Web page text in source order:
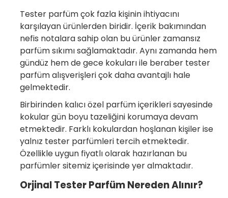
Tester parfüm çok fazla kişinin ihtiyacını
karşılayan ürünlerden biridir. İçerik bakımından
nefis notalara sahip olan bu ürünler zamansız
parfüm sıkımı sağlamaktadır. Aynı zamanda hem
gündüz hem de gece kokuları ile beraber tester
parfüm alışverişleri çok daha avantajlı hale
gelmektedir.
Birbirinden kalıcı özel parfüm içerikleri sayesinde
kokular gün boyu tazeliğini korumaya devam
etmektedir. Farklı kokulardan hoşlanan kişiler ise
yalnız tester parfümleri tercih etmektedir.
Özellikle uygun fiyatlı olarak hazırlanan bu
parfümler sitemiz içerisinde yer almaktadır.
Orjinal Tester Parfüm Nereden Alınır?